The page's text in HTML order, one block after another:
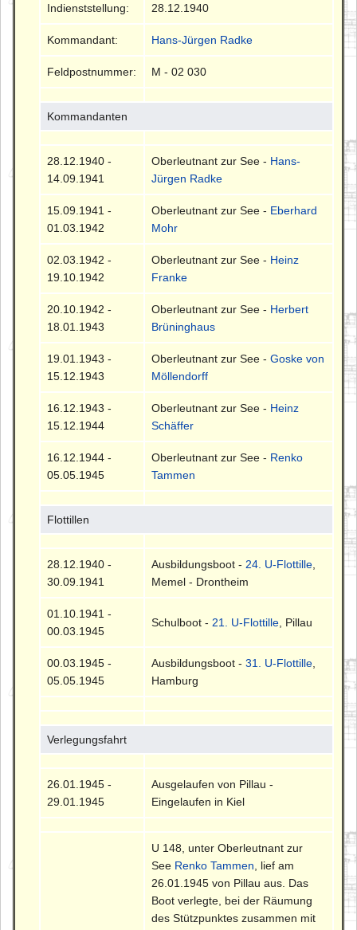
Indienststellung: 28.12.1940
Kommandant: Hans-Jürgen Radke
Feldpostnummer: M - 02 030
Kommandanten
28.12.1940 -
14.09.1941
Oberleutnant zur See - Hans-
Jürgen Radke
15.09.1941 -
01.03.1942
Oberleutnant zur See - Eberhard
Mohr
02.03.1942 -
19.10.1942
Oberleutnant zur See - Heinz
Franke
20.10.1942 -
18.01.1943
Oberleutnant zur See - Herbert
Brüninghaus
19.01.1943 -
15.12.1943
Oberleutnant zur See -Goske von
Möllendorff
16.12.1943 -
15.12.1944
Oberleutnant zur See - Heinz
Schäffer
16.12.1944 -
05.05.1945
Oberleutnant zur See - Renko
Tammen
Flottillen
28.12.1940 -
30.09.1941
Ausbildungsboot - 24. U-Flottille
Memel - Drontheim
01.10.1941 -
00.03.1945
Schulboot - 21. U-Flottille , Pillau
00.03.1945 -
05.05.1945
Ausbildungsboot -31. U-Flottille
Hamburg
Verlegungsfahrt
26.01.1945 -
29.01.1945
Ausgelaufen von Pillau -
Eingelaufen in Kiel
U 148, unter Oberleutnant zur
See Renko Tammen , lief am
26.01.1945 von Pillau aus. Das
Boot verlegte, bei der Räumung
des Stützpunktes zusammen mit